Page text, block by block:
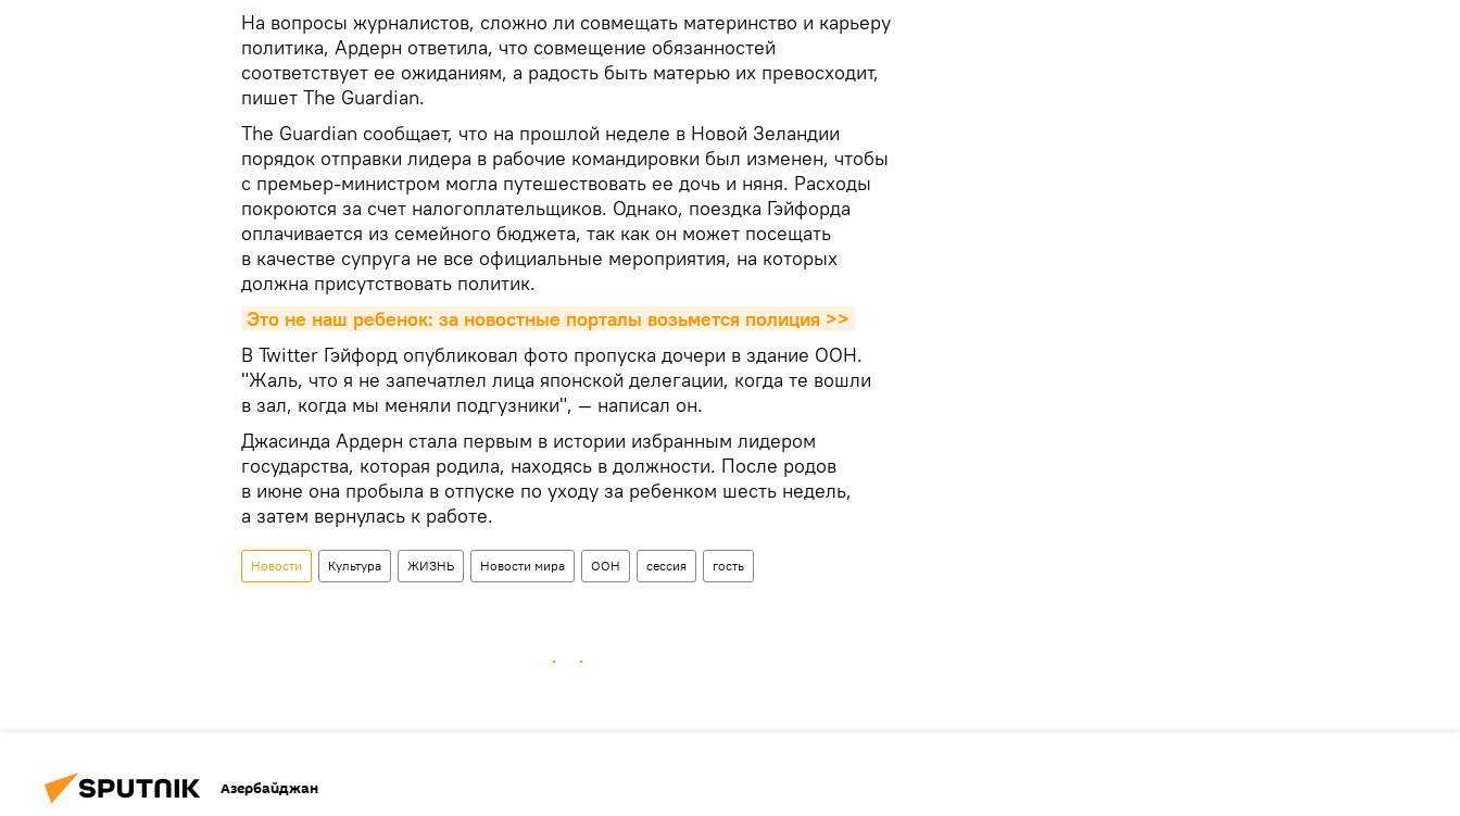
На вопросы журналистов, сложно ли совмещать материнство и карьеру
политика, Ардерн ответила, что совмещение обязанностей
соответствует ее ожиданиям, а радость быть матерью их превосходит,
пишет The Guardian.
The Guardian сообщает, что на прошлой неделе в Новой Зеландии
порядок отправки лидера в рабочие командировки был изменен, чтобы
с премьер-министром могла путешествовать ее дочь и няня. Расходы
покроются за счет налогоплательщиков. Однако, поездка Гэйфорда
оплачивается из семейного бюджета, так как он может посещать
в качестве супруга не все официальные мероприятия, на которых
должна присутствовать политик.
Это не наш ребенок: за новостные порталы возьмется полиция >>
В Twitter Гэйфорд опубликовал фото пропуска дочери в здание ООН.
"Жаль, что я не запечатлел лица японской делегации, когда те вошли
в зал, когда мы меняли подгузники", — написал он.
Джасинда Ардерн стала первым в истории избранным лидером
государства, которая родила, находясь в должности. После родов
в июне она пробыла в отпуске по уходу за ребенком шесть недель,
а затем вернулась к работе.
Новости Культура ЖИЗНЬ Новости мира ООН сессия гость
Азербайджан